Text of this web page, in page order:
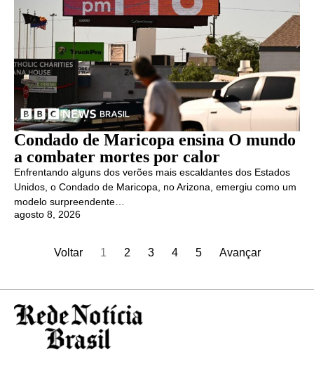
Condado de Maricopa ensina O mundo
a combater mortes por calor
Enfrentando alguns dos verões mais escaldantes dos Estados
Unidos, o Condado de Maricopa, no Arizona, emergiu como um
modelo surpreendente…
agosto 8, 2026
Voltar 1 2 3 4 5 Avançar